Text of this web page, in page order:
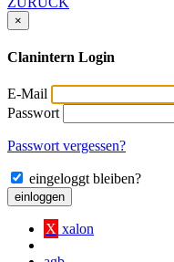
×
Clanintern Login
E-Mail
Passwort
Passwort vergessen?
eingeloggt bleiben?
einloggen
X xalon